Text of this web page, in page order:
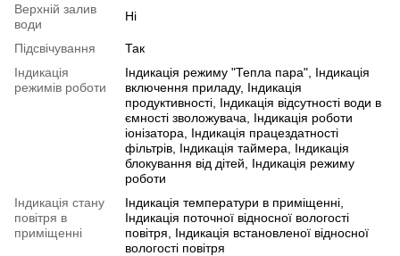
Верхній залив
води
Ні
Підсвічування
Так
Індикація
режимів роботи
Індикація режиму "Тепла пара", Індикація
включення приладу, Індикація
продуктивності, Індикація відсутності води в
ємності зволожувача, Індикація роботи
іонізатора, Індикація працездатності
фільтрів, Індикація таймера, Індикація
блокування від дітей, Індикація режиму
роботи
Індикація стану
повітря в
приміщенні
Індикація температури в приміщенні,
Індикація поточної відносної вологості
повітря, Індикація встановленої відносної
вологості повітря